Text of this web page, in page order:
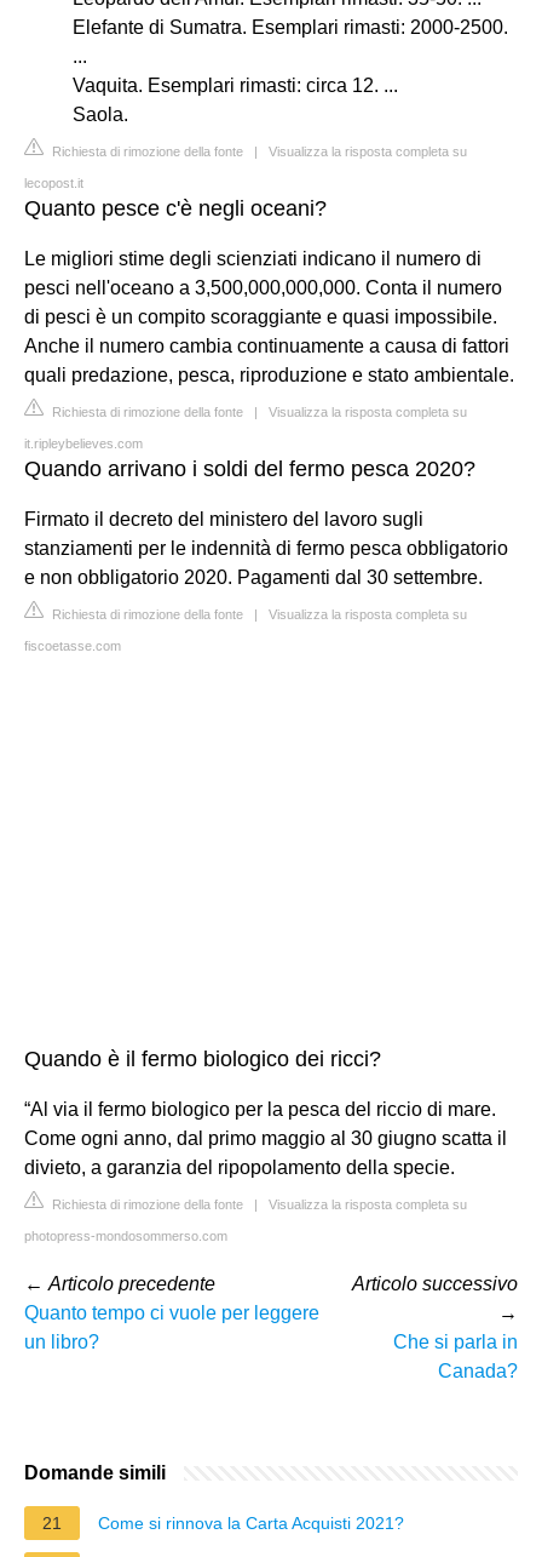
Elefante di Sumatra. Esemplari rimasti: 2000-2500.
...
Vaquita. Esemplari rimasti: circa 12. ...
Saola.
Richiesta di rimozione della fonte | Visualizza la risposta completa su
lecopost.it
Quanto pesce c'è negli oceani?
Le migliori stime degli scienziati indicano il numero di
pesci nell'oceano a 3,500,000,000,000. Conta il numero
di pesci è un compito scoraggiante e quasi impossibile.
Anche il numero cambia continuamente a causa di fattori
quali predazione, pesca, riproduzione e stato ambientale.
Richiesta di rimozione della fonte | Visualizza la risposta completa su
it.ripleybelieves.com
Quando arrivano i soldi del fermo pesca 2020?
Firmato il decreto del ministero del lavoro sugli
stanziamenti per le indennità di fermo pesca obbligatorio
e non obbligatorio 2020. Pagamenti dal 30 settembre.
Richiesta di rimozione della fonte | Visualizza la risposta completa su
fiscoetasse.com
Quando è il fermo biologico dei ricci?
“Al via il fermo biologico per la pesca del riccio di mare.
Come ogni anno, dal primo maggio al 30 giugno scatta il
divieto, a garanzia del ripopolamento della specie.
Richiesta di rimozione della fonte | Visualizza la risposta completa su
photopress-mondosommerso.com
← Articolo precedente
Quanto tempo ci vuole per leggere
un libro?
Articolo successivo
→
Che si parla in
Canada?
Domande simili
21 Come si rinnova la Carta Acquisti 2021?